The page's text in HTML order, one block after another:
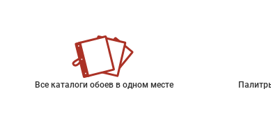
Все каталоги обоев в одном месте